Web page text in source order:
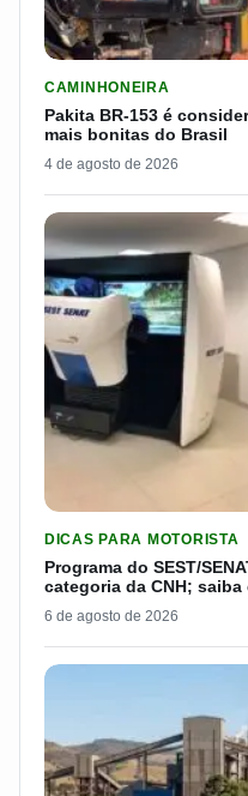
CAMINHONEIRA
Pakita BR-153 é
mais bonitas do Brasil
4 de agosto de 2026
DICAS PARA MOTORISTA
Programa do SEST/
categoria da CNH;
6 de agosto de 2026